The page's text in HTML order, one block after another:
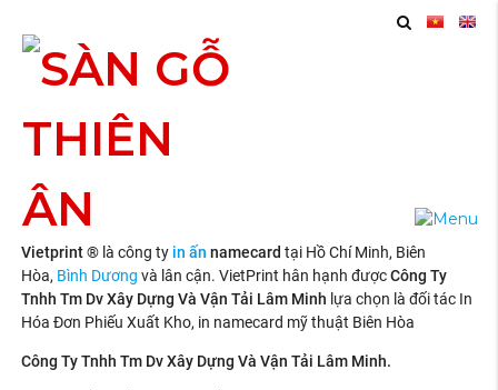
In Namecard Mỹ Thuật
Biên Hòa Đồng Nai
Vietprint ®là công tyin ấn namecard tại Hồ Chí Minh, Biên
Hòa, Bình Dương và lân cận. VietPrint hân hạnh đượcCông Ty
Tnhh Tm Dv Xây Dựng Và Vận Tải Lâm Minh lựa chọn là đối tác In
Hóa Đơn Phiếu Xuất Kho, in namecard mỹ thuật Biên Hòa
Công Ty Tnhh Tm Dv Xây Dựng Và Vận Tải Lâm Minh.